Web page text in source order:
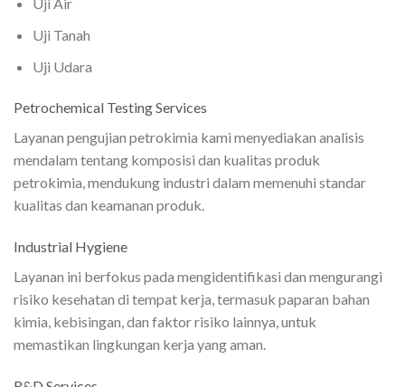
Uji Air
Uji Tanah
Uji Udara
Petrochemical Testing Services
Layanan pengujian petrokimia kami menyediakan analisis
mendalam tentang komposisi dan kualitas produk
petrokimia, mendukung industri dalam memenuhi standar
kualitas dan keamanan produk.
Industrial Hygiene
Layanan ini berfokus pada mengidentifikasi dan mengurangi
risiko kesehatan di tempat kerja, termasuk paparan bahan
kimia, kebisingan, dan faktor risiko lainnya, untuk
memastikan lingkungan kerja yang aman.